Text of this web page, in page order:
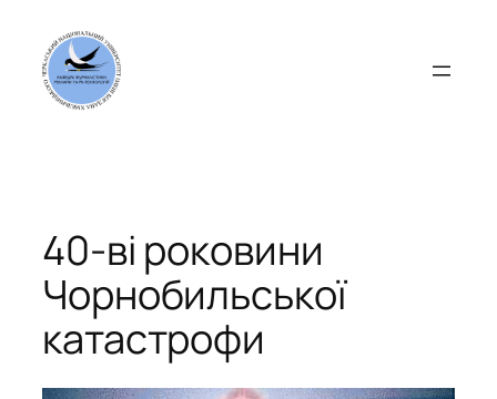
вмісту
40-ві роковини
Чорнобильської
катастрофи